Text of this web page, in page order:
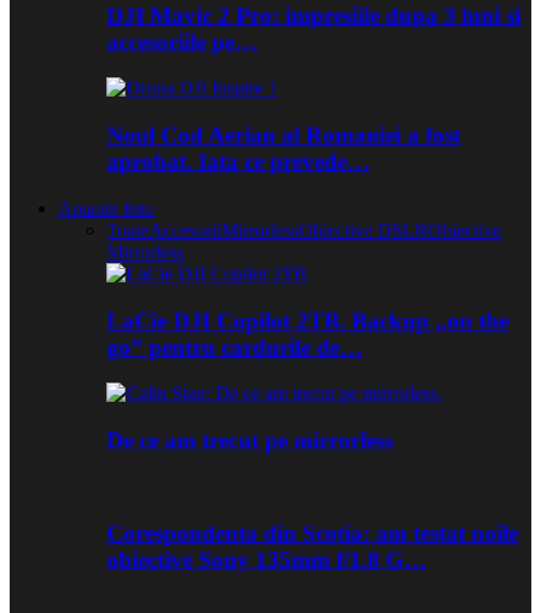
DJI Mavic 2 Pro: impresiile dupa 3 luni si
accesoriile pe…
Noul Cod Aerian al Romaniei a fost
aprobat. Iata ce prevede…
Aparate foto
ToateAccesoriiMirrorlessObiective DSLRObiective
Mirrorless
LaCie DJI Copilot 2TB. Backup „on the
go” pentru cardurile de…
De ce am trecut pe mirrorless
Corespondenta din Scotia: am testat noile
obiective Sony 135mm f/1.8 G…